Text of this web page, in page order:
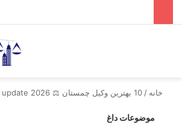
خانه / 10 بهترین وکیل چمستان ⚖️ update 2026
موضوعات داغ